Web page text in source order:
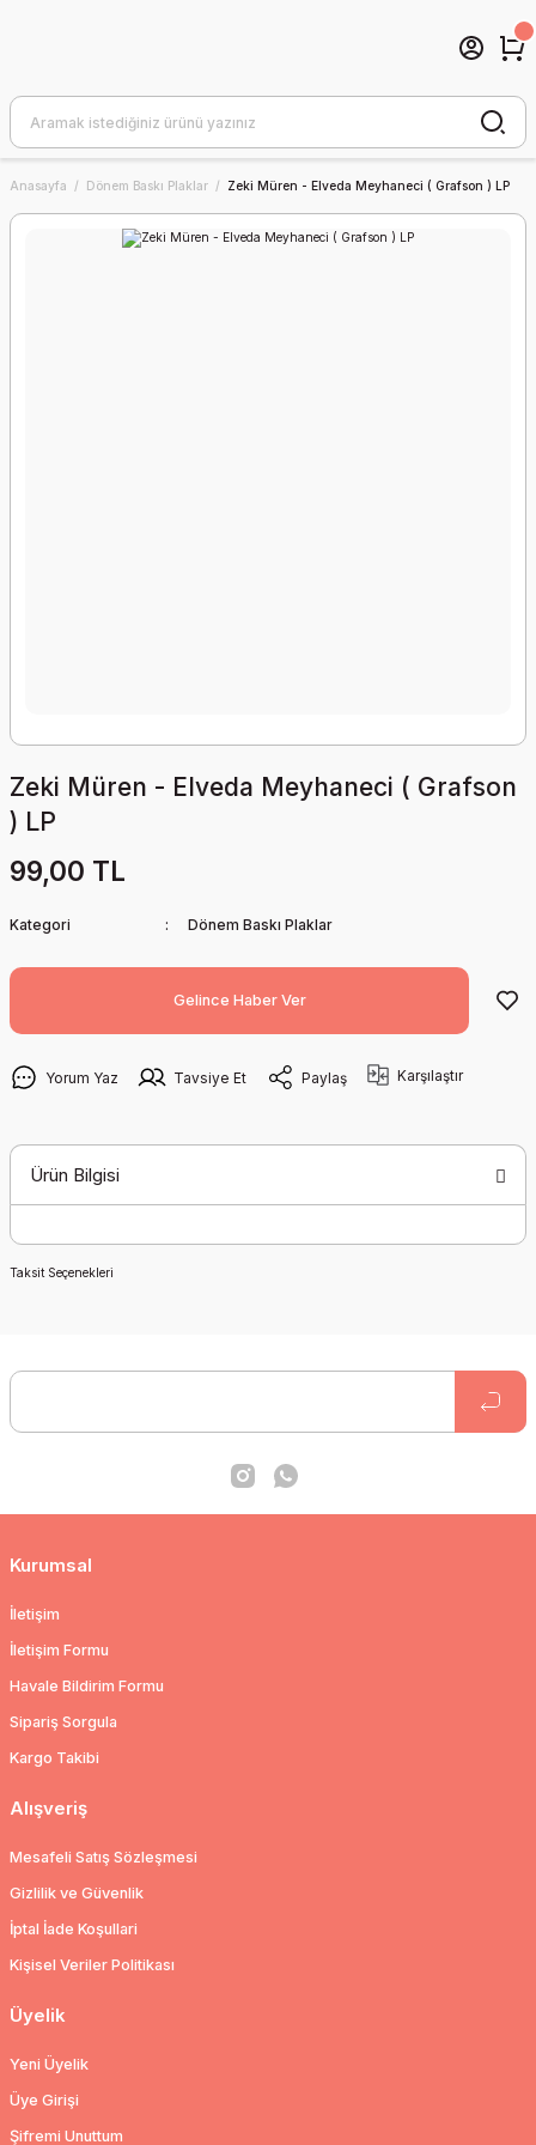
Anasayfa Dönem Baskı Plaklar Zeki Müren - Elveda Meyhaneci ( Grafson ) LP
Zeki Müren - Elveda Meyhaneci ( Grafson
) LP
99,00 TL
Kategori Dönem Baskı Plaklar
Gelince Haber Ver
Yorum Yaz Tavsiye Et Paylaş Karşılaştır
Ürün Bilgisi
Taksit Seçenekleri
Kurumsal
İletişim
İletişim Formu
Havale Bildirim Formu
Sipariş Sorgula
Kargo Takibi
Alışveriş
Mesafeli Satış Sözleşmesi
Gizlilik ve Güvenlik
İptal İade Koşullari
Kişisel Veriler Politikası
Üyelik
Yeni Üyelik
Üye Girişi
Şifremi Unuttum